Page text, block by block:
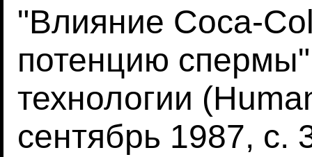
"Влияние Coca-
потенцию
технологии
сентябрь 1987, с.